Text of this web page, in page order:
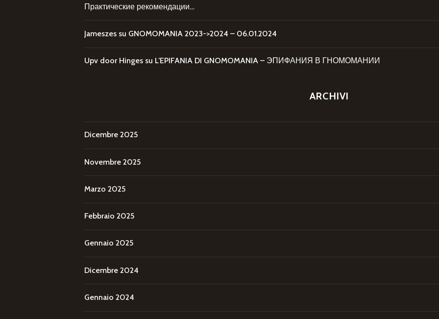
Практические рекомендации…
Jameszes su GNOMOMANIA 2023->2024 – 06.01.2024
Upv door Hinges su L’EPIFANIA DI GNOMOMANIA – ЭПИФАНИЯ В ГНОМОМАНИИ
ARCHIVI
Dicembre 2025
Novembre 2025
Marzo 2025
Febbraio 2025
Gennaio 2025
Dicembre 2024
Gennaio 2024